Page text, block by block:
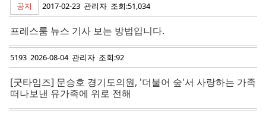
공지 2017-02-23 관리자 조회:51,034
프레스룸 뉴스 기사 보는 방법입니다.
5193 2026-08-04 관리자 조회:92
[굿타임즈] 문승호 경기도의원, '더불어 숲'서 사랑하는 가족
떠나보낸 유가족에 위로 전해